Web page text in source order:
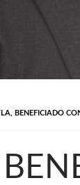
BENEFICIADO